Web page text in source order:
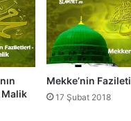
Malik
Mekke’nin Fazileti
17 Şubat 2018